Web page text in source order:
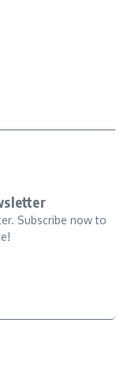
Subscribe now to